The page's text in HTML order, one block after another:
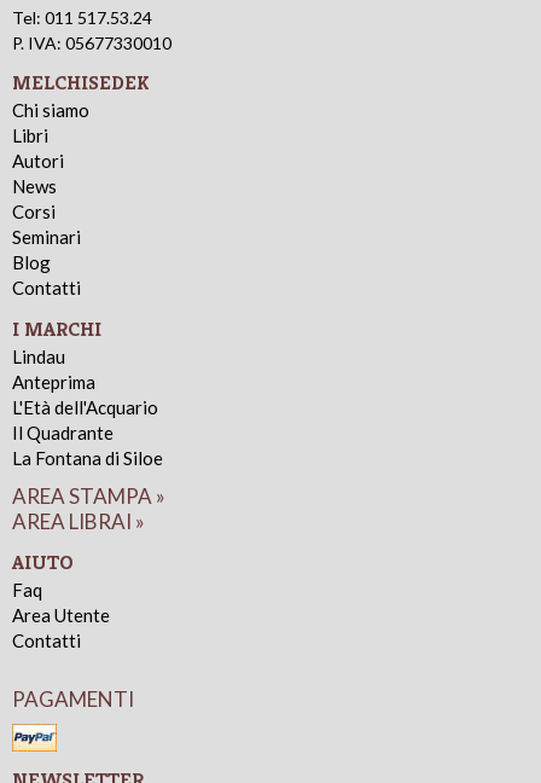
Tel: 011 517.53.24
P. IVA: 05677330010
MELCHISEDEK
Chi siamo
Libri
Autori
News
Corsi
Seminari
Blog
Contatti
I MARCHI
Lindau
Anteprima
L'Età dell'Acquario
Il Quadrante
La Fontana di Siloe
AREA STAMPA »
AREA LIBRAI »
AIUTO
Faq
Area Utente
Contatti
PAGAMENTI